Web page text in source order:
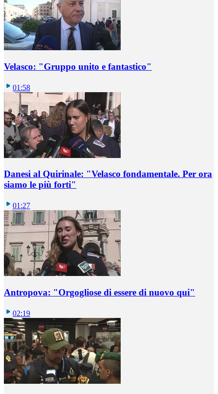
Velasco: "Gruppo unito e fantastico"
01:58
Danesi al Quirinale: "Velasco fondamentale. Per ora
siamo le più forti"
01:27
Antropova: "Orgogliose di essere di nuovo qui"
02:19